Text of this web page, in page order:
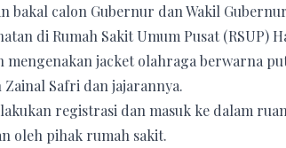
bakal calon Gubernur dan Wakil
di Rumah Sakit Umum Pusat (RSUP)
mengenakan jacket olahraga berwarna
Zainal Safri dan jajarannya.
registrasi dan masuk ke dalam
oleh pihak rumah sakit.